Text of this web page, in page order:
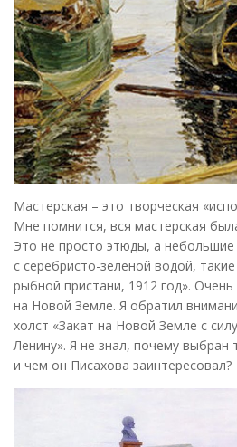
Мастерская – это творческая
Мне помнится, вся мастерская
Это не просто этюды, а небольшие
с серебристо-зеленой водой,
рыбной пристани, 1912 год».
на Новой Земле. Я обратил
холст «Закат на Новой Земле с
Ленину». Я не знал, почему
и чем он Писахова заинтересовал?